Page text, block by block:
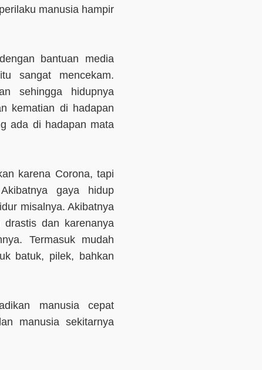
manusia hampir
bantuan media
sangat mencekam.
sehingga hidupnya
kematian di hadapan
ada di hadapan mata
karena Corona, tapi
gaya hidup
misalnya. Akibatnya
dan karenanya
Termasuk mudah
batuk, pilek, bahkan
manusia cepat
manusia sekitarnya